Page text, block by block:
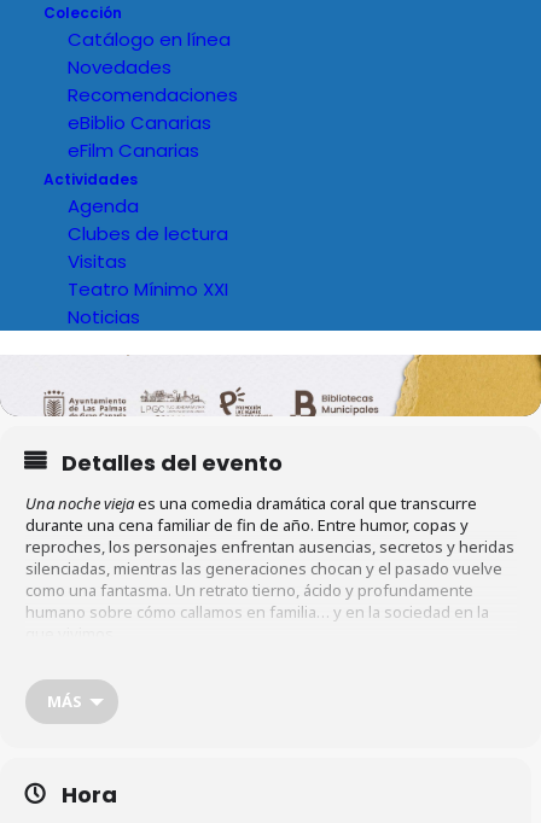
Colección
Catálogo en línea
Novedades
Recomendaciones
eBiblio Canarias
eFilm Canarias
Actividades
Agenda
Clubes de lectura
Visitas
Teatro Mínimo XXI
Noticias
Detalles del evento
Una noche viejaes una comedia dramática coral que transcurre
durante una cena familiar de fin de año. Entre humor, copas y
reproches, los personajes enfrentan ausencias, secretos y heridas
silenciadas, mientras las generaciones chocan y el pasado vuelve
como una fantasma. Un retrato tierno, ácido y profundamente
humano sobre cómo callamos en familia… y en la sociedad en la
Público: a partir de 12 años.
Contacto:
MÁS
Hora